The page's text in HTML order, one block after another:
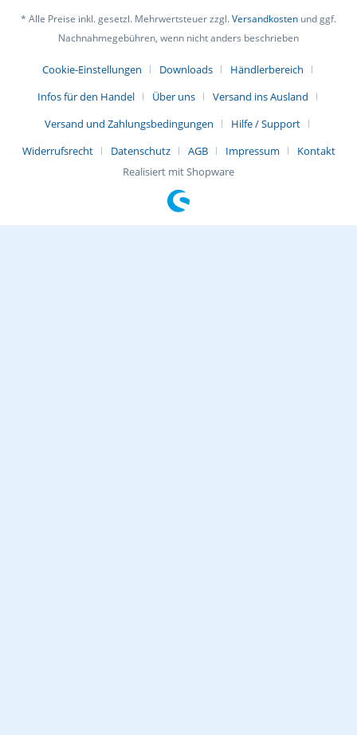
* Alle Preise inkl. gesetzl. Mehrwertsteuer zzgl.Versandkosten und ggf.
Nachnahmegebühren, wenn nicht anders beschrieben
Cookie-Einstellungen Downloads
Händlerbereich
Infos für den Handel
Über uns
Versand ins Ausland
Versand und Zahlungsbedingungen
Hilfe / Support
Widerrufsrecht
Datenschutz AGB Impressum
Kontakt
Realisiert mit Shopware